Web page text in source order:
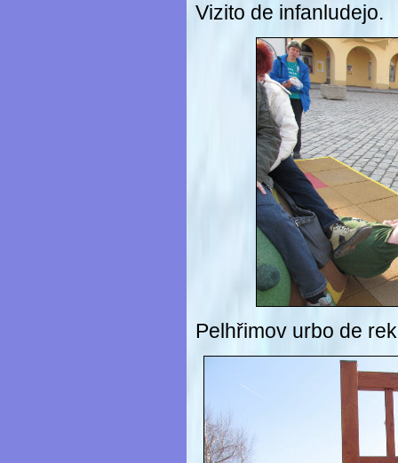
Vizito de infanludejo.
Pelhřimov urbo de